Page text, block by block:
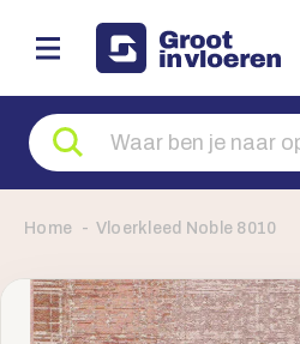
Zoeken
naar
producten
Home Vloerkleed Noble 8010